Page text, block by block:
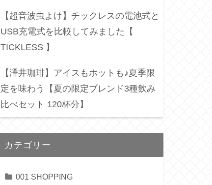
【超音波虫よけ】チックレスの電池式と
USB充電式を比較してみました【
TICKLESS 】
【澤井珈琲】アイスもホットも♪夏季限
定を味わう【夏の限定ブレンド3種飲み
比べセット 120杯分】
カテゴリー
001 SHOPPING